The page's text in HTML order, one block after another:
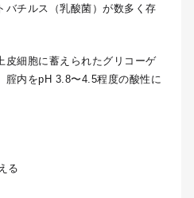
バチルス（乳酸菌）が数多く存
皮細胞に蓄えられたグリコーゲ
腟内をpH 3.8〜4.5程度の酸性に
る